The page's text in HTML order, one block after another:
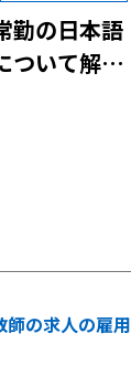
勤の日本語
ついて解
師の求人の雇用